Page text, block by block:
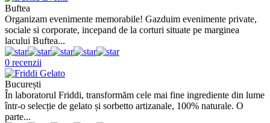
Buftea
Organizam evenimente memorabile! Gazduim evenimente private,
sociale si corporate, incepand de la corturi situate pe marginea
lacului Buftea...
0 recenzii
București
În laboratorul Friddi, transformăm cele mai fine ingrediente din lume
într-o selecție de gelato și sorbetto artizanale, 100% naturale. O
parte...